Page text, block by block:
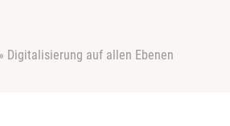
» Digitalisierung auf allen Ebenen